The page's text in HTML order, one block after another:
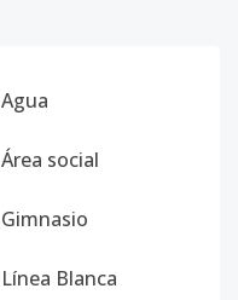
Agua
Área social
Gimnasio
Línea Blanca